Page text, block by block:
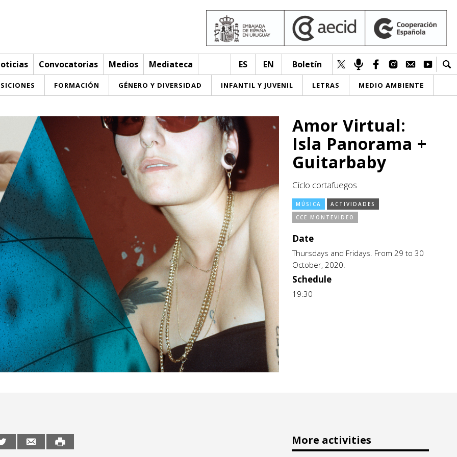
Convocatorias Medios Mediateca ES EN Boletín
FORMACIÓN GÉNERO Y DIVERSIDAD INFANTIL Y JUVENIL LETRAS MEDIO AMBIENTE
Amor Virtual:
Isla Panorama +
Guitarbaby
Ciclo cortafuegos
MÚSICA
ACTIVIDADES
CCE MONTEVIDEO
Date
Thursdays and Fridays. From 29 to 30
October, 2020.
Schedule
19:30
More activities